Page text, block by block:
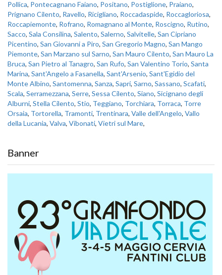
Pollica, Pontecagnano Faiano, Positano, Postiglione, Praiano,
Prignano Cilento, Ravello, Ricigliano, Roccadaspide, Roccagloriosa,
Roccapiemonte, Rofrano, Romagnano al Monte, Roscigno, Rutino,
Sacco, Sala Consilina, Salento, Salerno, Salvitelle, San Cipriano
Picentino, San Giovanni a Piro, San Gregorio Magno, San Mango
Piemonte, San Marzano sul Sarno, San Mauro Cilento, San Mauro La
Bruca, San Pietro al Tanagro, San Rufo, San Valentino Torio, Santa
Marina, Sant'Angelo a Fasanella, Sant'Arsenio, Sant'Egidio del
Monte Albino, Santomenna, Sanza, Sapri, Sarno, Sassano, Scafati,
Scala, Serramezzana, Serre, Sessa Cilento, Siano, Sicignano degli
Alburni, Stella Cilento, Stio, Teggiano, Torchiara, Torraca, Torre
Orsaia, Tortorella, Tramonti, Trentinara, Valle dell'Angelo, Vallo
della Lucania, Valva, Vibonati, Vietri sul Mare,
Banner